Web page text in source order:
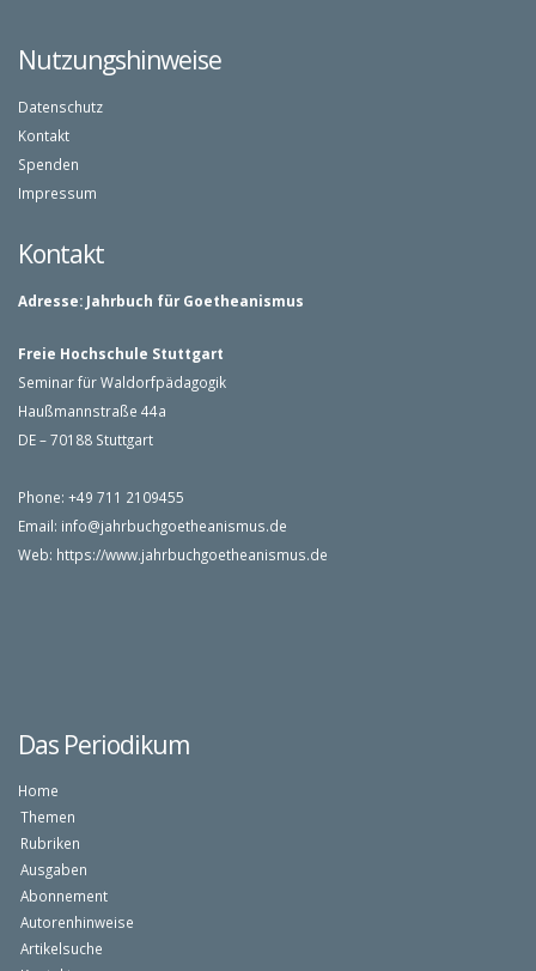
Nutzungshinweise
Datenschutz
Kontakt
Spenden
Impressum
Kontakt
Adresse: Jahrbuch für Goetheanismus
Freie Hochschule Stuttgart
Seminar für Waldorfpädagogik
Haußmannstraße 44a
DE – 70188 Stuttgart
Phone: +49 711 2109455
Email: info@jahrbuchgoetheanismus.de
Web: https://www.jahrbuchgoetheanismus.de
Das Periodikum
Home
Themen
Rubriken
Ausgaben
Abonnement
Autorenhinweise
Artikelsuche